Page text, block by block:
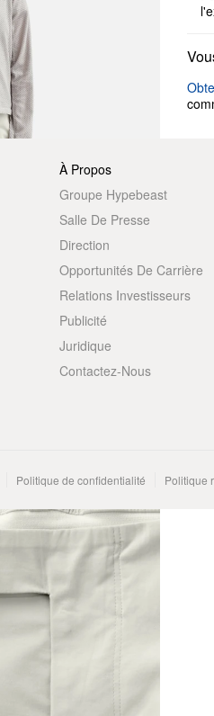
À Propos
Groupe Hypebeast
Salle De Presse
Direction
Opportunités De Carrière
Relations Investisseurs
Publicité
Juridique
Contactez-Nous
Politique de confidentialité Politique